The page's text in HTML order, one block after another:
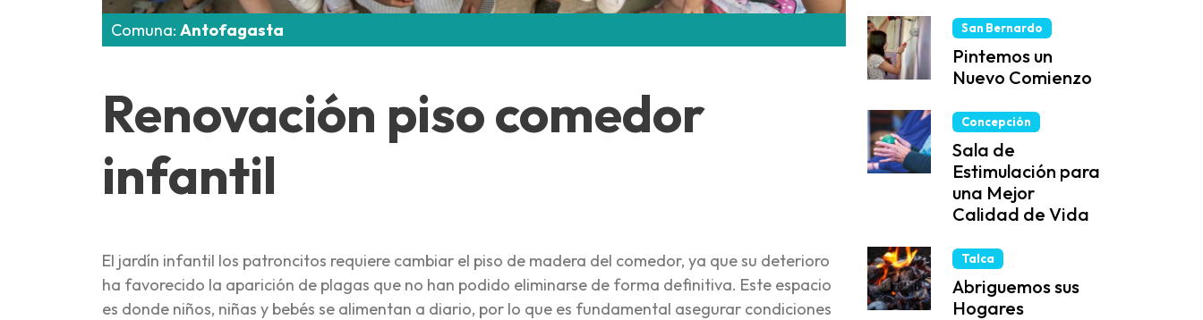
Comuna: Antofagasta
Renovación piso comedor
infantil
El jardín infantil los patroncitos requiere cambiar el piso de madera del comedor, ya que su deterioro
ha favorecido la aparición de plagas que no han podido eliminarse de forma definitiva. Este espacio
es donde niños, niñas y bebés se alimentan a diario, por lo que es fundamental asegurar condiciones
San Bernardo
Pintemos un
Nuevo Comienzo
Concepción
Sala de
Estimulación para
una Mejor
Calidad de Vida
Talca
Abriguemos sus
Hogares